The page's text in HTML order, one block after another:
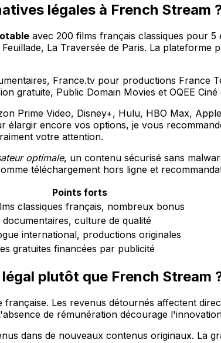
légales à French Stream
avec 200 films français classiques pour
La Traversée de Paris. La
France.tv pour productions France
gratuite, Public Domain Movies et OQEE Ciné
Prime Video, Disney+, Hulu, HBO Max,
élargir encore vos options, je vous
votre attention.
optimale, un contenu sécurisé sans
téléchargement hors ligne et
Points forts
classiques français, nombreux bonus
documentaires, culture de qualité
international, productions originales
gratuites financées par publicité
plutôt que French Stream
Les revenus détournés affectent
de rémunération décourage
dans de nouveaux contenus originaux. La